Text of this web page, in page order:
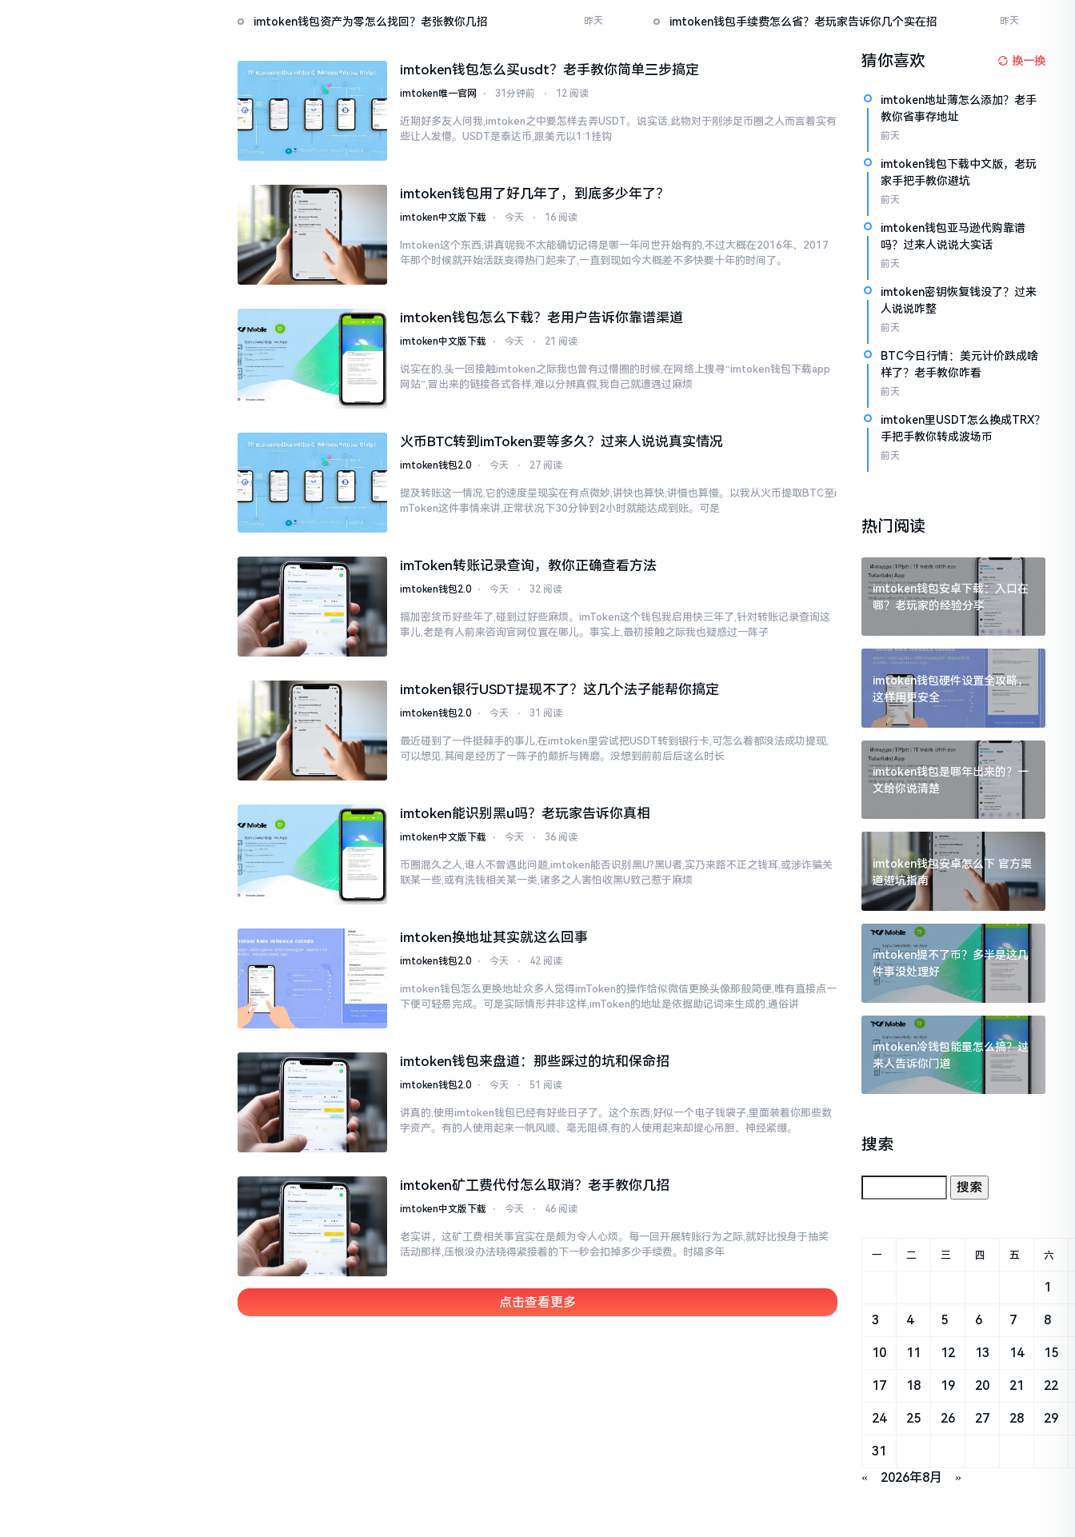
imtoken钱包资产为零怎么找回？老张教你几招 昨天 imtoken钱包手续费怎么省？老玩家告诉你几个实在招 昨天
imtoken钱包怎么买usdt？老手教你简单三步搞定
imtoken唯一官网 ⋅ 31分钟前 ⋅ 12 阅读
近期好多友人问我,imtoken之中要怎样去弄USDT。说实话,此物对于刚涉足币圈之人而言着实有
些让人发懵。USDT是泰达币,跟美元以1:1挂钩
imtoken钱包用了好几年了，到底多少年了？
imtoken中文版下载 ⋅ 今天 ⋅ 16 阅读
Imtoken这个东西,讲真呢我不太能确切记得是哪一年问世开始有的,不过大概在2016年、2017
年那个时候就开始活跃变得热门起来了,一直到现如今大概差不多快要十年的时间了。
imtoken钱包怎么下载？老用户告诉你靠谱渠道
imtoken中文版下载 ⋅ 今天 ⋅ 21 阅读
说实在的,头一回接触imtoken之际我也曾有过懵圈的时候,在网络上搜寻“imtoken钱包下载app
网站”,冒出来的链接各式各样,难以分辨真假,我自己就遭遇过麻烦
火币BTC转到imToken要等多久？过来人说说真实情况
imtoken钱包2.0 ⋅ 今天 ⋅ 27 阅读
提及转账这一情况,它的速度呈现实在有点微妙,讲快也算快,讲慢也算慢。以我从火币提取BTC至i
mToken这件事情来讲,正常状况下30分钟到2小时就能达成到账。可是
imToken转账记录查询，教你正确查看方法
imtoken钱包2.0 ⋅ 今天 ⋅ 32 阅读
搞加密货币好些年了,碰到过好些麻烦。imToken这个钱包我启用快三年了,针对转账记录查询这
事儿,老是有人前来咨询官网位置在哪儿。事实上,最初接触之际我也疑惑过一阵子
imtoken银行USDT提现不了？这几个法子能帮你搞定
imtoken钱包2.0 ⋅ 今天 ⋅ 31 阅读
最近碰到了一件挺棘手的事儿,在imtoken里尝试把USDT转到银行卡,可怎么着都没法成功提现,
可以想见,其间是经历了一阵子的颠折与腾磨。没想到前前后后这么时长
imtoken能识别黑u吗？老玩家告诉你真相
imtoken中文版下载 ⋅ 今天 ⋅ 36 阅读
币圈混久之人,谁人不曾遇此问题,imtoken能否识别黑U?黑U者,实乃来路不正之钱耳,或涉诈骗关
联某一些,或有洗钱相关某一类,诸多之人害怕收黑U致己惹于麻烦
imtoken换地址其实就这么回事
imtoken钱包2.0 ⋅ 今天 ⋅ 42 阅读
imtoken钱包怎么更换地址众多人觉得imToken的操作恰似微信更换头像那般简便,唯有直接点一
下便可轻易完成。可是实际情形并非这样,imToken的地址是依据助记词来生成的,通俗讲
imtoken钱包来盘道：那些踩过的坑和保命招
imtoken钱包2.0 ⋅ 今天 ⋅ 51 阅读
讲真的,使用imtoken钱包已经有好些日子了。这个东西,好似一个电子钱袋子,里面装着你那些数
字资产。有的人使用起来一帆风顺、毫无阻碍,有的人使用起来却提心吊胆、神经紧绷。
imtoken矿工费代付怎么取消？老手教你几招
imtoken中文版下载 ⋅ 今天 ⋅ 46 阅读
老实讲，这矿工费相关事宜实在是颇为令人心烦。每一回开展转账行为之际,就好比投身于抽奖
活动那样,压根没办法晓得紧接着的下一秒会扣掉多少手续费。时隔多年
点击查看更多
猜你喜欢 换一换
imtoken地址薄怎么添加？老手
教你省事存地址
前天
imtoken钱包下载中文版，老玩
家手把手教你避坑
前天
imtoken钱包亚马逊代购靠谱
吗？过来人说说大实话
前天
imtoken密钥恢复钱没了？过来
人说说咋整
前天
BTC今日行情：美元计价跌成啥
样了？老手教你咋看
前天
imtoken里USDT怎么换成TRX？
手把手教你转成波场币
前天
热门阅读
imtoken钱包安卓下载：入口在
哪？老玩家的经验分享
imtoken钱包硬件设置全攻略，
这样用更安全
imtoken钱包是哪年出来的？一
文给你说清楚
imtoken钱包安卓怎么下 官方渠
道避坑指南
imtoken提不了币？多半是这几
件事没处理好
imtoken冷钱包能量怎么搞？过
来人告诉你门道
搜索
« 2026年8月 »
一 二 三 四 五 六
1
3 4 5 6 7 8
10 11 12 13 14 15
17 18 19 20 21 22
24 25 26 27 28 29
31